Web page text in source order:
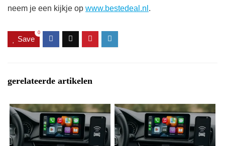
neem je een kijkje op www.bestedeal.nl .
Save
0
gerelateerde artikelen